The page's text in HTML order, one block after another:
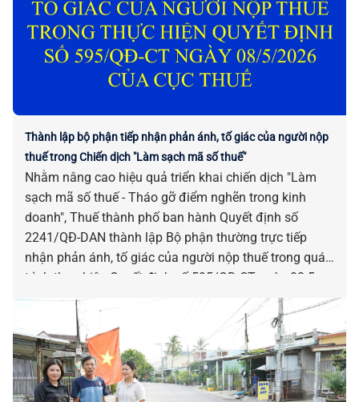
Thành lập bộ phận tiếp nhận phản ánh, tố giác của người nộp
thuế trong Chiến dịch "Làm sạch mã số thuế"
Nhằm nâng cao hiệu quả triển khai chiến dịch "Làm
sạch mã số thuế - Tháo gỡ điểm nghẽn trong kinh
doanh", Thuế thành phố ban hành Quyết định số
2241/QĐ-DAN thành lập Bộ phận thường trực tiếp
nhận phản ánh, tố giác của người nộp thuế trong quá
trình thực hiện Quyết định số 595/QĐ-CT ngày 08-5-
2026 của Cục Thuế.